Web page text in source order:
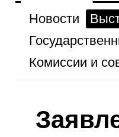
Новости
Комиссии и